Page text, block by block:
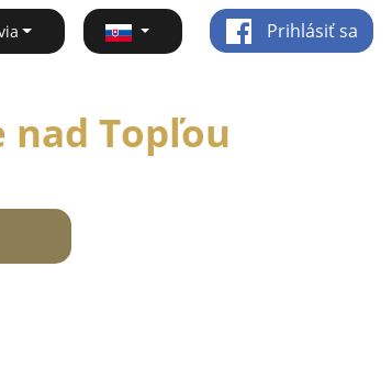
Prihlásiť sa
nad Topľou